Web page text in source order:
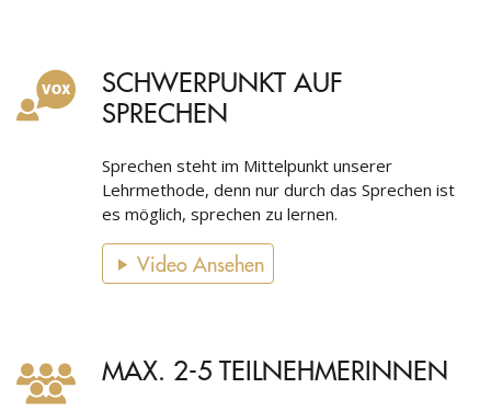
SCHWERPUNKT AUF
SPRECHEN
Sprechen steht im Mittelpunkt unserer
Lehrmethode, denn nur durch das Sprechen ist
es möglich, sprechen zu lernen.
Video Ansehen
MAX. 2-5 TEILNEHMERINNEN